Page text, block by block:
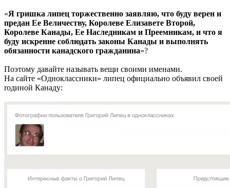
«Я гришка липец торжественно заявляю, что буду верен и
предан Ее Величеству, Королеве Елизавете Второй,
Королеве Канады, Ее Наследникам и Преемникам, и что я
буду искренне соблюдать законы Канады и выполнять
обязанности канадского гражданина»?
Поэтому давайте называть вещи своими именами.
На сайте «Одноклассники» липец официально объявил своей
rодиной Канаду: